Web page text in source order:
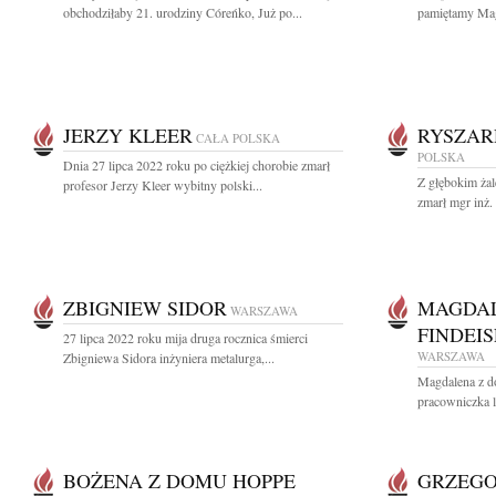
obchodziłaby 21. urodziny Córeńko, Już po...
pamiętamy
JERZY KLEER CAŁA POLSKA
Dnia 27 lipca 2022 roku po ciężkiej chorobie zmarł
profesor Jerzy Kleer wybitny polski...
POLSKA
Z głębokim
zmarł mgr
ZBIGNIEW SIDOR WARSZAWA
27 lipca 2022 roku mija druga rocznica śmierci
Zbigniewa Sidora inżyniera metalurga,...
WARSZAWA
Magdalena z
pracowniczka
BOŻENA Z DOMU HOPPE